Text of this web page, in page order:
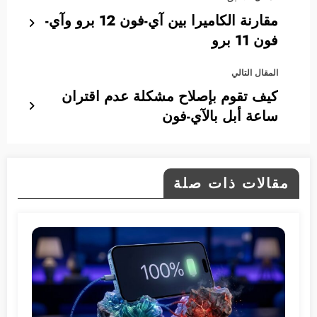
مقارنة الكاميرا بين آي-فون 12 برو وآي-
فون 11 برو
المقال التالي
كيف تقوم بإصلاح مشكلة عدم اقتران
ساعة أبل بالآي-فون
مقالات ذات صلة